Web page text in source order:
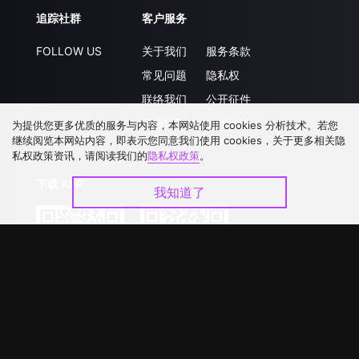
追踪社群
FOLLOW US
客户服务
关于我们
常见问题
联络我们
升级VIP
服务条款
隐私权
公开征件
合作洽談
为提供您更多优质的服务与内容，本网站使用 cookies 分析技术。若您
继续阅览本网站内容，即表示您同意我们使用 cookies，关于更多相关隐
私权政策资讯，请阅读我们的隐私权政策。
我知道了